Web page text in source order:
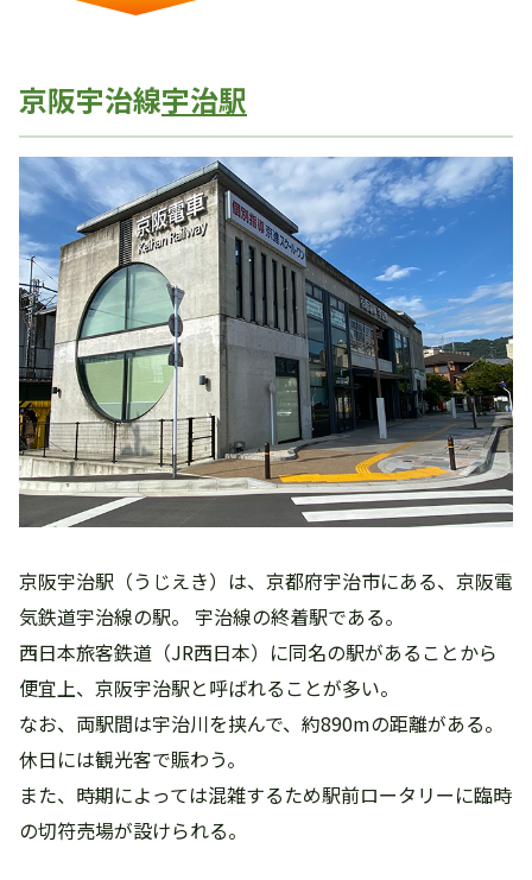
京阪宇治線宇治駅
京阪宇治駅（うじえき）は、京都府宇治市にある、京阪電
気鉄道宇治線の駅。 宇治線の終着駅である。
西日本旅客鉄道（JR西日本）に同名の駅があることから
便宜上、京阪宇治駅と呼ばれることが多い。
なお、両駅間は宇治川を挟んで、約890mの距離がある。
休日には観光客で賑わう。
また、時期によっては混雑するため駅前ロータリーに臨時
の切符売場が設けられる。